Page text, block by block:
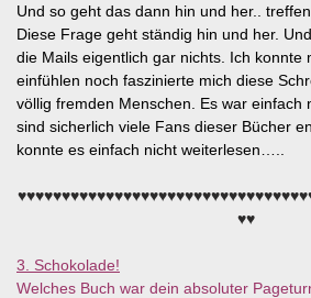
Und so geht das dann hin und her..
Diese Frage geht ständig hin und her.
die Mails eigentlich gar nichts. Ich konnte
einfühlen noch faszinierte mich diese
völlig fremden Menschen. Es war
sind sicherlich viele Fans dieser Bücher
konnte es einfach nicht weiterlesen…..
♥♥
3. Schokolade!
Welches Buch war dein absoluter